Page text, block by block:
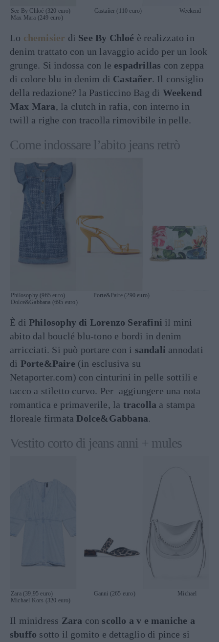
See By Chloé (320 euro) Castañer (110 euro) Weekend
Max Mara (249 euro)
Lo chemisier di See By Chloé è realizzato in
denim trattato con un lavaggio acido per un look
grunge. Si indossa con le espadrillas con zeppa
di colore blu in denim di Castañer. Il consiglio
della redazione? la Pasticcino Bag di Weekend
Max Mara, la clutch in rafia, con interno in
twill a righe con tracolla rimovibile in pelle.
Come indossare l’abito jeans retrò
Philosophy (965 euro) Porte&Paire (290 euro)
Dolce&Gabbana (695 euro)
È di Philosophy di Lorenzo Serafini il mini
abito dal bouclé blu-tono e bordi in denim
arricciati. Si può portare con i sandali annodati
di Porte&Paire (in esclusiva su
Netaporter.com) con cinturini in pelle sottili e
tacco a stiletto curvo. Per aggiungere una nota
romantica e primaverile, la tracolla a stampa
floreale firmataDolce&Gabbana.
Vestito corto di jeans anni + mules
Zara (39,95 euro) Ganni (265 euro) Michael
Michael Kors (320 euro)
Il minidress Zara con scollo a v e maniche a
sbuffo sotto il gomito e dettaglio di pince si